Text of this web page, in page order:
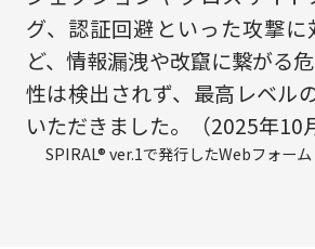
グ、認証回避といった攻撃
ど、情報漏洩や改竄に繋がる
性は検出されず、最高レベル
いただきました。（2025年10
SPIRAL® ver.1で発行したWebフォーム